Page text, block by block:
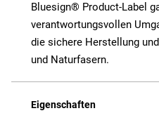
Bluesign® Product-Label
verantwortungsvollen
die sichere Herstellung
und Naturfasern.
Eigenschaften